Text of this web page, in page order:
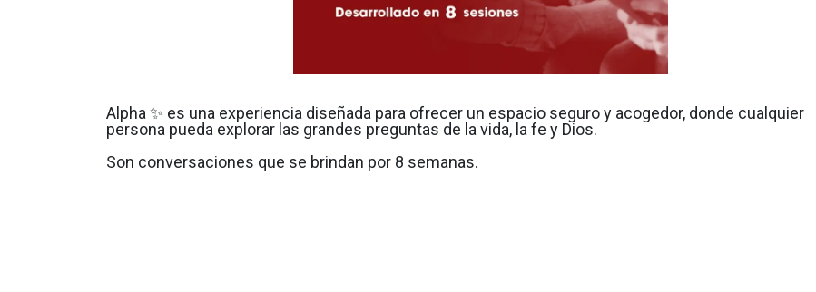
Alpha ✨ es una experiencia diseñada para ofrecer un espacio seguro y acogedor, donde cualquier
persona pueda explorar las grandes preguntas de la vida, la fe y Dios.
Son conversaciones que se brindan por 8 semanas.